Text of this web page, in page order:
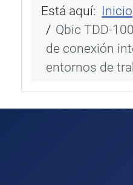
Está aquí: Inicio
Qbic TDD-
de conexión
entornos de